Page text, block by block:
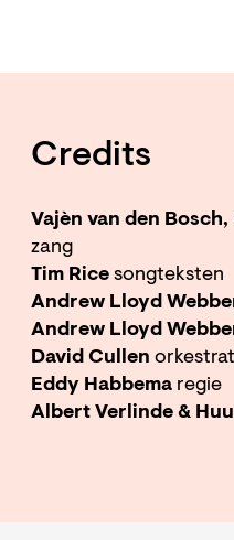
Credits
Vajèn van den
zang
Tim Rice songteksten
Andrew Lloyd
Andrew Lloyd
David Cullen
Eddy Habbema regie
Albert Verlinde &